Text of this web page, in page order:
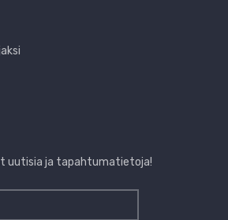
uutisia ja tapahtumatietoja!